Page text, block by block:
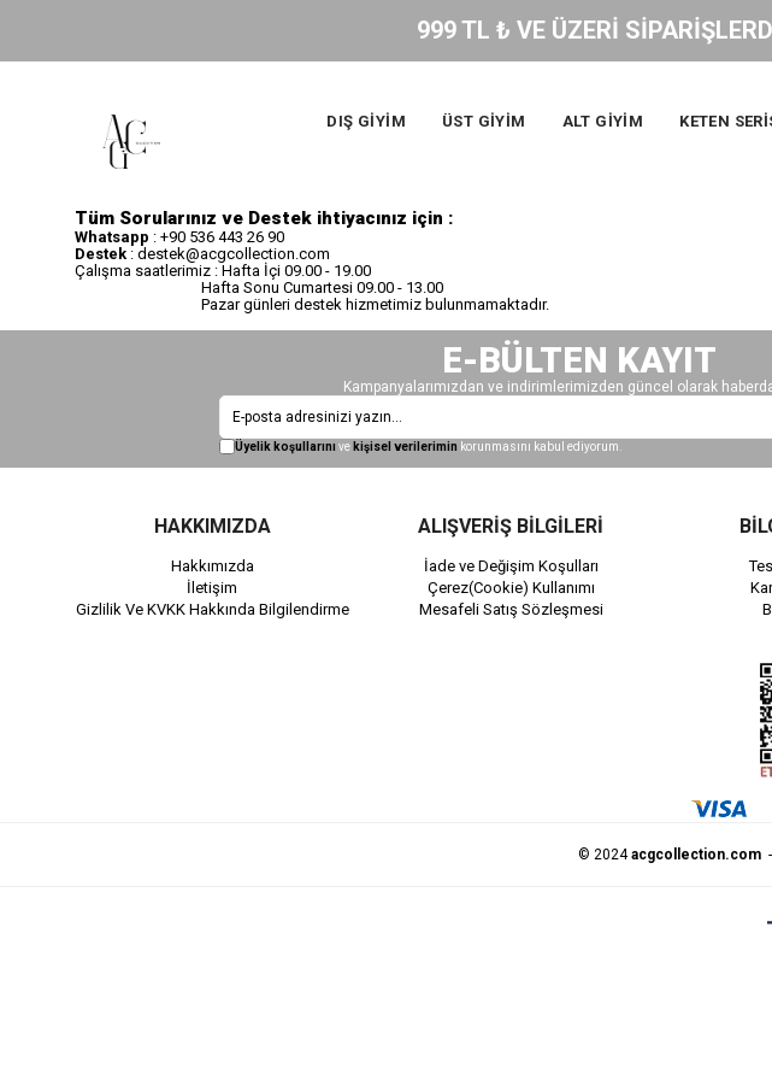
999 TL ₺ VE ÜZERİ
DIŞ GİYİM ÜST GİYİM ALT GİYİM KETEN
Tüm Sorularınız ve Destek ihtiyacınız için :
Whatsapp : +90 536 443 26 90
Destek: destek@acgcollection.com
Çalışma saatlerimiz : Hafta İçi 09.00 - 19.00
Hafta Sonu Cumartesi 09.00 - 13.00
Pazar günleri destek hizmetimiz bulunmamaktadır.
E-BÜLTEN KAYIT
Kampanyalarımızdan ve indirimlerimizden güncel olarak
Üyelik koşullarını ve kişisel verilerimin korunmasını kabul ediyorum.
HAKKIMIZDA
Hakkımızda
İletişim
Gizlilik Ve KVKK Hakkında Bilgilendirme
ALIŞVERİŞ BİLGİLERİ
İade ve Değişim Koşulları
Çerez(Cookie) Kullanımı
Mesafeli Satış Sözleşmesi
© 2024acgcollection.com-